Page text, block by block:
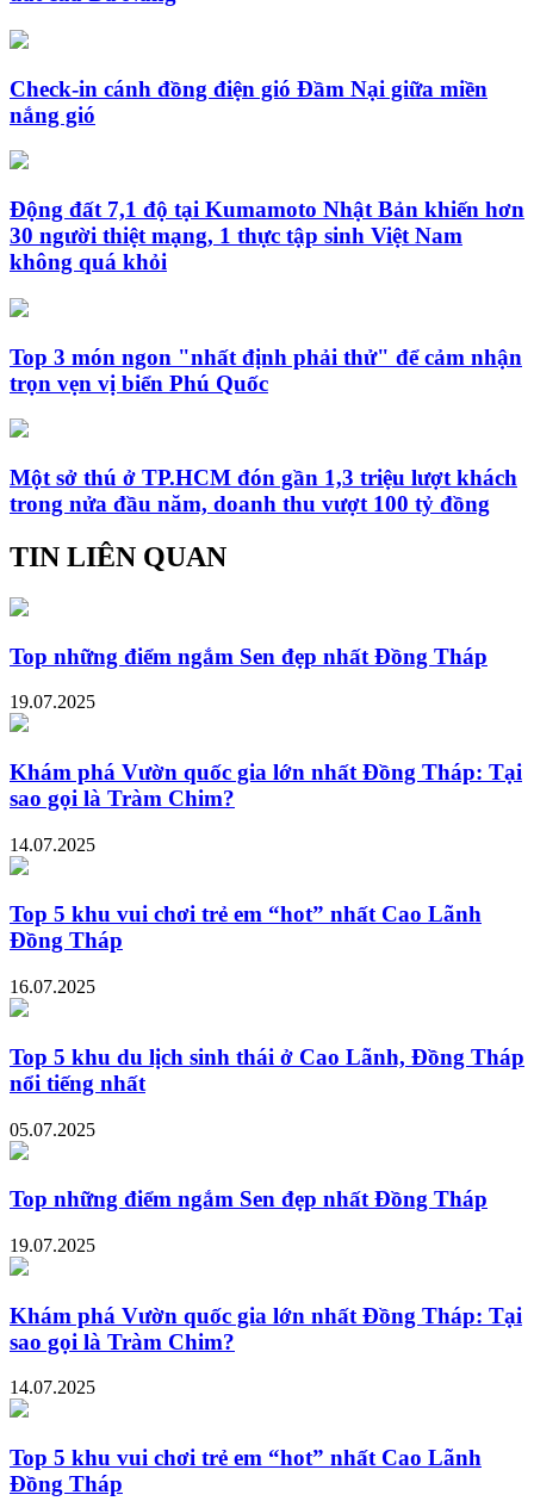
Check-in cánh đồng điện gió Đầm Nại giữa miền
nắng gió
Động đất 7,1 độ tại Kumamoto Nhật Bản khiến hơn
30 người thiệt mạng, 1 thực tập sinh Việt Nam
không quá khỏi
Top 3 món ngon "nhất định phải thử" để cảm nhận
trọn vẹn vị biển Phú Quốc
Một sở thú ở TP.HCM đón gần 1,3 triệu lượt khách
trong nửa đầu năm, doanh thu vượt 100 tỷ đồng
TIN LIÊN QUAN
Top những điểm ngắm Sen đẹp nhất Đồng Tháp
19.07.2025
Khám phá Vườn quốc gia lớn nhất Đồng Tháp: Tại
sao gọi là Tràm Chim?
14.07.2025
Top 5 khu vui chơi trẻ em “hot” nhất Cao Lãnh
Đồng Tháp
16.07.2025
Top 5 khu du lịch sinh thái ở Cao Lãnh, Đồng Tháp
nổi tiếng nhất
05.07.2025
Top những điểm ngắm Sen đẹp nhất Đồng Tháp
19.07.2025
Khám phá Vườn quốc gia lớn nhất Đồng Tháp: Tại
sao gọi là Tràm Chim?
14.07.2025
Top 5 khu vui chơi trẻ em “hot” nhất Cao Lãnh
Đồng Tháp